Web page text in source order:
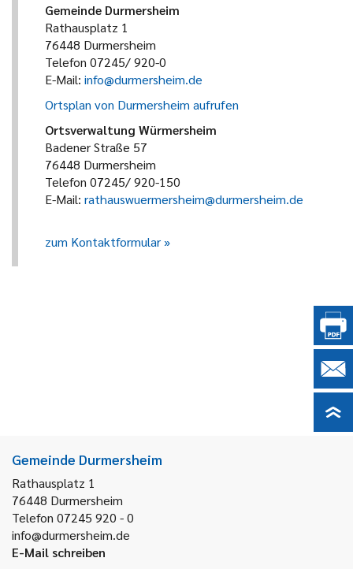
Gemeinde Durmersheim
Rathausplatz 1
76448 Durmersheim
Telefon 07245/ 920-0
E-Mail: info@durmersheim.de
Ortsplan von Durmersheim aufrufen
Ortsverwaltung Würmersheim
Badener Straße 57
76448 Durmersheim
Telefon 07245/ 920-150
E-Mail: rathauswuermersheim@durmersheim.de
zum Kontaktformular
Gemeinde Durmersheim
Rathausplatz 1
76448 Durmersheim
Telefon 07245 920 - 0
info@durmersheim.de
E-Mail schreiben